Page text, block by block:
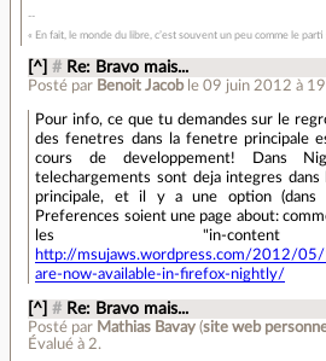
« En fait, le monde du libre, c’est souvent un peu comme le parti
[^] # Re: Bravo mais...
Posté par Benoit Jacob le 09 juin 2012 à
Pour info, ce que tu demandes sur le
des fenetres dans la fenetre principale
cours de developpement! Dans
telechargements sont deja integres
principale, et il y a une option (dans
Preferences soient une page about:
les "in-content
http://msujaws.wordpress.com/2012/
are-now-available-in-firefox-nightly/
[^] # Re: Bravo mais...
Posté par Mathias Bavay (site web
Évalué à 2.